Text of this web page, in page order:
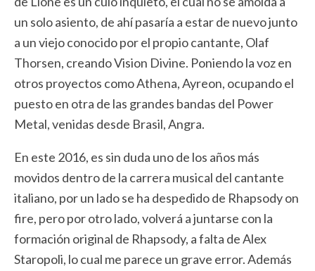
un solo asiento, de ahí pasaría a estar de nuevo junto
a un viejo conocido por el propio cantante, Olaf
Thorsen, creando Vision Divine. Poniendo la voz en
otros proyectos como Athena, Ayreon, ocupando el
puesto en otra de las grandes bandas del Power
Metal, venidas desde Brasil, Angra.
En este 2016, es sin duda uno de los años más
movidos dentro de la carrera musical del cantante
italiano, por un lado se ha despedido de Rhapsody on
fire, pero por otro lado, volverá a juntarse con la
formación original de Rhapsody, a falta de Alex
Staropoli, lo cual me parece un grave error. Además